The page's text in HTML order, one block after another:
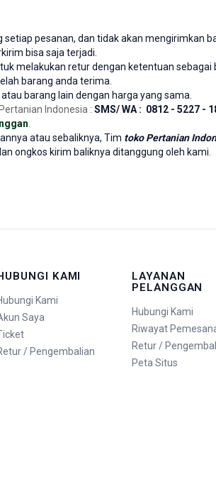
pesanan, dan tidak akan mengirimkan
bisa saja terjadi.
melakukan retur dengan ketentuan sebagai
barang anda terima.
barang lain dengan harga yang sama.
Pertanian Indonesia : SMS/ WA : 0812 - 5227 -
atau sebaliknya, Tim toko Pertanian
ongkos kirim baliknya ditanggung oleh kami.
KAMI
Kami
Saya
/ Pengembalian
LAYANAN
PELANGGAN
Hubungi Kami
Riwayat
Retur /
Peta Situs